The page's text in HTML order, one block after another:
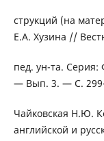
струкций (на
Е.А. Хузина //
пед. ун-та. Серия:
— Вып. 3. — С.
Чайковская Н.Ю.
английской и